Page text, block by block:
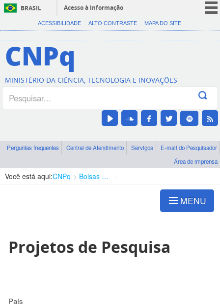
BRASIL
Acesso à informação
CORONAVÍRUS (COVID-19)
Canais
ACESSIBILIDADE ALTO CONTRASTE MAPA DO SITE
CNPq
MINISTÉRIO DA CIÊNCIA, TECNOLOGIA E INOVAÇÕES
Perguntas frequentes Central de Atendimento Serviços
E-mail do Pesquisador
Área de imprensa
Você está aqui:CNPq Bolsas e Auxílios Vigentes
MENU
Projetos de Pesquisa
País